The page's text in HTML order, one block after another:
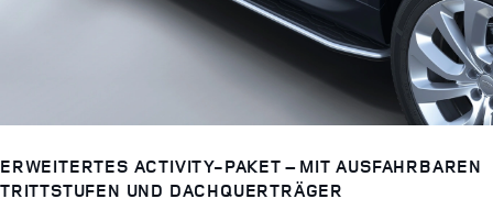
ERWEITERTES ACTIVITY-PAKET – MIT AUSFAHRBAREN
TRITTSTUFEN UND DACHQUERTRÄGER